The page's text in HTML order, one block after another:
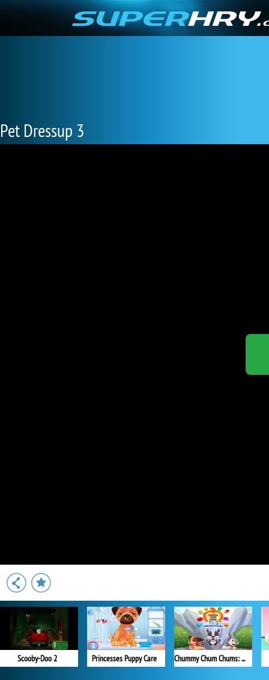
Pet Dressup 3
Scooby-Doo 2 Princesses Puppy Care Chummy Chum Chums: Match